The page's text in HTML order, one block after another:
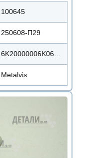
100645
250608-П29
6K20000006K0620000
Metalvis